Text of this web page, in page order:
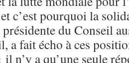
c’est pourquoi la
du Conseil
a fait écho à ces
n’y a qu’une seule